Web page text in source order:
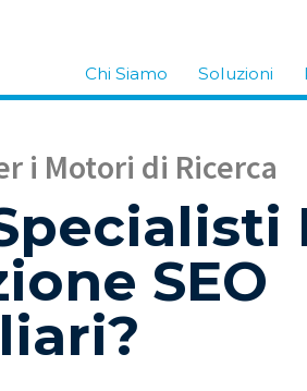
Chi Siamo Soluzioni
i Motori di Ricerca
SEO